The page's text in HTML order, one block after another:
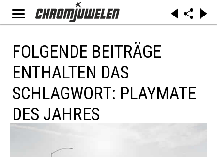
FOLGENDE BEITRÄGE
ENTHALTEN DAS
SCHLAGWORT: PLAYMATE
DES JAHRES